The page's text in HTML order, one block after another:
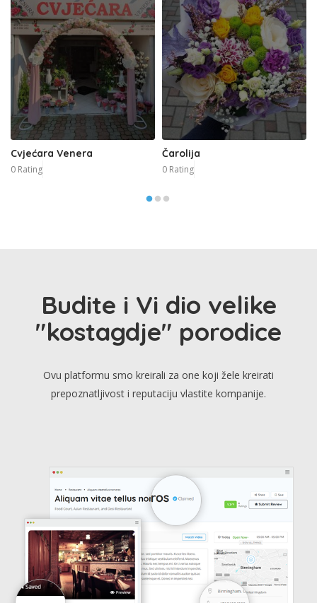
Cvjećara Venera
0 Rating
Čarolija
0 Rating
Budite i Vi dio velike
"kostagdje" porodice
Ovu platformu smo kreirali za one koji žele kreirati
prepoznatljivost i reputaciju vlastite kompanije.